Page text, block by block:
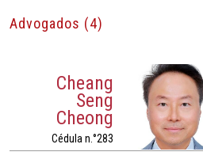
Advogados (4)
Cheang
Seng
Cheong
Cédula n.°283